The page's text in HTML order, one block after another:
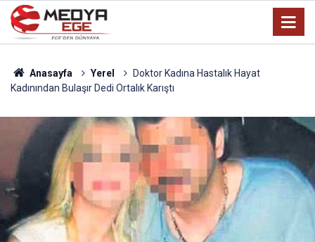
Anasayfa Yerel
Doktor Kadına Hastalık Hayat
Kadınından Bulaşır Dedi Ortalık Karıştı